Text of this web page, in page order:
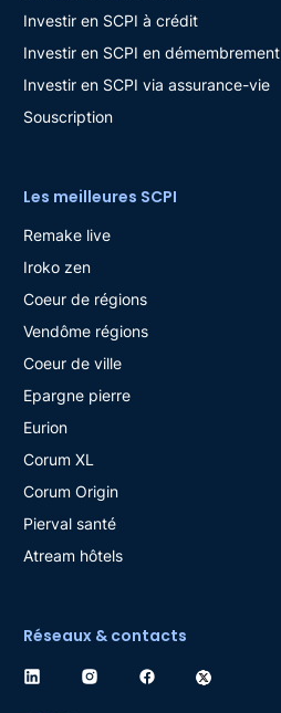
Investir en SCPI à crédit
Investir en SCPI en démembrement
Investir en SCPI via assurance-vie
Souscription
Les meilleures SCPI
Remake live
Iroko zen
Coeur de régions
Vendôme régions
Coeur de ville
Epargne pierre
Eurion
Corum XL
Corum Origin
Pierval santé
Atream hôtels
Réseaux & contacts